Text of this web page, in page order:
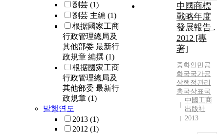
劉芸 (1)
劉芸 主編 (1)
根据國家工商
行政管理總局及
其他部委 最新行
政規章 編撰 (1)
根据國家工商
行政管理總局及
其他部委 最新行
政規章 (1)
발행연도
2013 (1)
2012 (1)
中國商標
戰略年度
發展報告 .
2012 [專
著]
중화인민공
화국국가공
상행정관리
총국상표국
中國工商
出版社
2013